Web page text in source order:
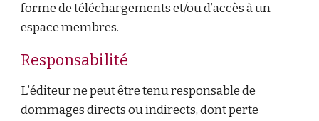
forme de téléchargements et/ou d’accès à un
espace membres.
Responsabilité
L’éditeur ne peut être tenu responsable de
dommages directs ou indirects, dont perte